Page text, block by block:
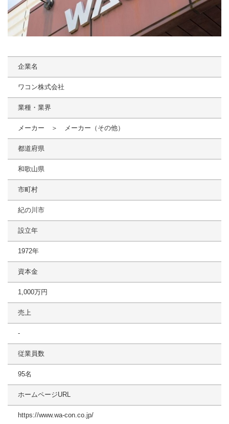
企業名
ワコン株式会社
業種・業界
メーカー ＞ メーカー（その他）
都道府県
和歌山県
市町村
紀の川市
設立年
1972年
資本金
1,000万円
売上
‐
従業員数
95名
ホームページURL
https://www.wa-con.co.jp/